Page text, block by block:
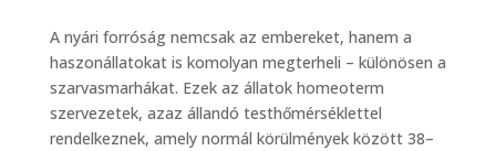
A nyári forróság nemcsak az embereket, hanem a
haszonállatokat is komolyan megterheli – különösen a
szarvasmarhákat. Ezek az állatok homeoterm
szervezetek, azaz állandó testhőmérséklettel
rendelkeznek, amely normál körülmények között 38–